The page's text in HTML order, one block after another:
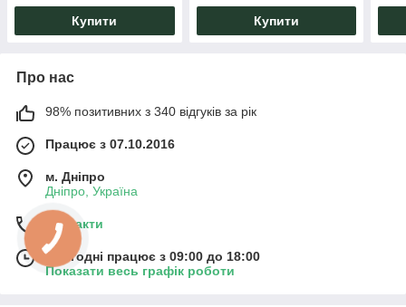
Купити Купити
Про нас
98% позитивних з 340 відгуків за рік
Працює з 07.10.2016
м. Дніпро
Дніпро, Україна
Контакти
Сьогодні працює з 09:00 до 18:00
Показати весь графік роботи